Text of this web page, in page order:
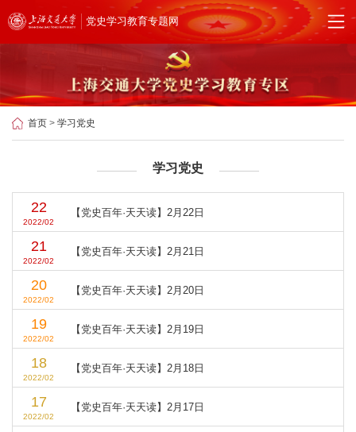
党史学习教育专题网
首页 > 学习党史
学习党史
22
2022/02
【党史百年·天天读】2月22日
21
2022/02
【党史百年·天天读】2月21日
20
2022/02
【党史百年·天天读】2月20日
19
2022/02
【党史百年·天天读】2月19日
18
2022/02
【党史百年·天天读】2月18日
17
2022/02
【党史百年·天天读】2月17日